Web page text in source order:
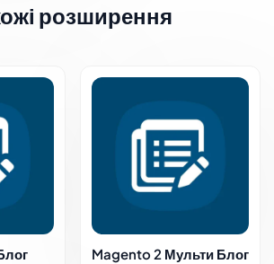
розширення
Magento 2 Мульти Блог